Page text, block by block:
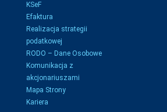
KSeF
Efaktura
Realizacja strategii
podatkowej
RODO – Dane Osobowe
Komunikacja z
akcjonariuszami
Mapa Strony
Kariera